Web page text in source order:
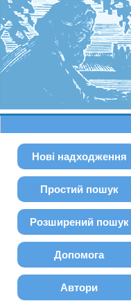
Нові надходження
Простий пошук
Розширений пошук
Допомога
Автори